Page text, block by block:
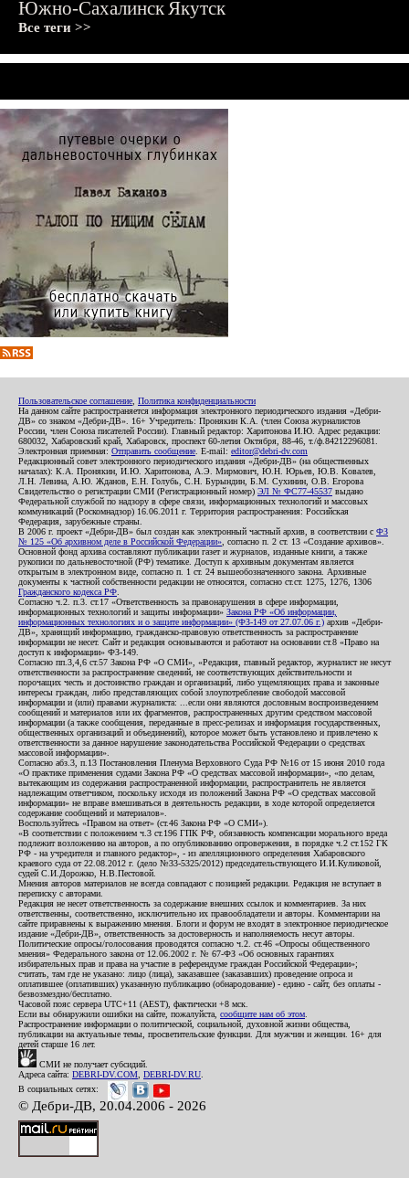
Южно-СахалинскЯкутск
Все теги >>
Пользовательское соглашение Политика конфиденциальности
На данном сайте распространяется информация электронного периодического издания «Дебри-
ДВ» со знаком «Дебри-ДВ». 16+ Учредитель: Пронякин К.А. (член Союза журналистов
России, член Союза писателей России). Главный редактор: Харитонова И.Ю. Адрес редакции:
680032, Хабаровский край, Хабаровск, проспект 60-летия Октября, 88-46, т./ф.84212296081.
Электронная приемная: Отправить сообщение . E-mail: editor@debri-dv.com
Редакционный совет электронного периодического издания «Дебри-ДВ» (на общественных
началах): К.А. Пронякин, И.Ю. Харитонова, А.Э. Мирмович, Ю.Н. Юрьев, Ю.В. Ковалев,
Л.Н. Левина, А.Ю. Жданов, Е.Н. Голубь, С.Н. Бурындин, Б.М. Сухинин, О.В. Егорова
Свидетельство о регистрации СМИ (Регистрационный номер) ЭЛ № ФС77-45537 выдано
Федеральной службой по надзору в сфере связи, информационных технологий и массовых
коммуникаций (Роскомнадзор) 16.06.2011 г. Территория распространения: Российская
Федерация, зарубежные страны.
В 2006 г. проект «Дебри-ДВ» был создан как электронный частный архив, в соответствии с ФЗ
№ 125 «Об архивном деле в Российской Федерации» , согласно п. 2 ст. 13 «Создание архивов».
Основной фонд архива составляют публикации газет и журналов, изданные книги, а также
рукописи по дальневосточной (РФ) тематике. Доступ к архивным документам является
открытым в электронном виде, согласно п. 1 ст. 24 вышеобозначенного закона. Архивные
документы к частной собственности редакции не относятся, согласно ст.ст. 1275, 1276, 1306
Гражданского кодекса РФ
Согласно ч.2. п.3. ст.17 «Ответственность за правонарушения в сфере информации,
информационных технологий и защиты информации» Закона РФ «Об информации,
информационных технологиях и о защите информации» (ФЗ-149 от 27.07.06 г.) архив «Дебри-
ДВ», хранящий информацию, гражданско-правовую ответственность за распространение
информации не несет. Сайт и редакция основываются и работают на основании ст.8 «Право на
доступ к информации» ФЗ-149.
Согласно пп.3,4,6 ст.57 Закона РФ «О СМИ», «Редакция, главный редактор, журналист не несут
ответственности за распространение сведений, не соответствующих действительности и
порочащих честь и достоинство граждан и организаций, либо ущемляющих права и законные
интересы граждан, либо представляющих собой злоупотребление свободой массовой
информации и (или) правами журналиста: ...если они являются дословным воспроизведением
сообщений и материалов или их фрагментов, распространенных другим средством массовой
информации (а также сообщения, переданные в пресс-релизах и информация государственных,
общественных организаций и объединений), которое может быть установлено и привлечено к
ответственности за данное нарушение законодательства Российской Федерации о средствах
массовой информации».
Согласно абз.3, п.13 Постановления Пленума Верховного Суда РФ №16 от 15 июня 2010 года
«О практике применения судами Закона РФ «О средствах массовой информации», «по делам,
вытекающим из содержания распространенной информации, распространитель не является
надлежащим ответчиком, поскольку исходя из положений Закона РФ «О средствах массовой
информации» не вправе вмешиваться в деятельность редакции, в ходе которой определяется
содержание сообщений и материалов».
Воспользуйтесь «Правом на ответ» (ст.46 Закона РФ «О СМИ»).
«В соответствии с положением ч.3 ст.196 ГПК РФ, обязанность компенсации морального вреда
подлежит возложению на авторов, а по опубликованию опровержения, в порядке ч.2 ст.152 ГК
РФ - на учредителя и главного редактор», - из апелляционного определения Хабаровского
краевого суда от 22.08.2012 г. (дело №33-5325/2012) председательствующего И.И.Куликовой,
судей С.И.Дорожко, Н.В.Пестовой.
Мнения авторов материалов не всегда совпадают с позицией редакции. Редакция не вступает в
переписку с авторами.
Редакция не несет ответственность за содержание внешних ссылок и комментариев. За них
ответственны, соответственно, исключительно их правообладатели и авторы. Комментарии на
сайте приравнены к выражению мнения. Блоги и форум не входят в электронное периодическое
издание «Дебри-ДВ», ответственность за достоверность и наполняемость несут авторы.
Политические опросы/голосования проводятся согласно ч.2. ст.46 «Опросы общественного
мнения» Федерального закона от 12.06.2002 г. № 67-ФЗ «Об основных гарантиях
избирательных прав и права на участие в референдуме граждан Российской Федерации»;
считать, там где не указано: лицо (лица), заказавшее (заказавших) проведение опроса и
оплатившее (оплативших) указанную публикацию (обнародование) - едино - сайт, без оплаты -
безвозмездно/бесплатно.
Часовой пояс сервера UTC+11 (AEST), фактически +8 мск.
Если вы обнаружили ошибки на сайте, пожалуйста, сообщите нам об этом
Распространение информации о политической, социальной, духовной жизни общества,
публикации на актуальные темы, просветительские функции. Для мужчин и женщин. 16+ для
детей старше 16 лет.
СМИ не получает субсидий.
Адреса сайта: DEBRI-DV.COM DEBRI-DV.RU
В социальных сетях:
© Дебри-ДВ, 20.04.2006 - 2026